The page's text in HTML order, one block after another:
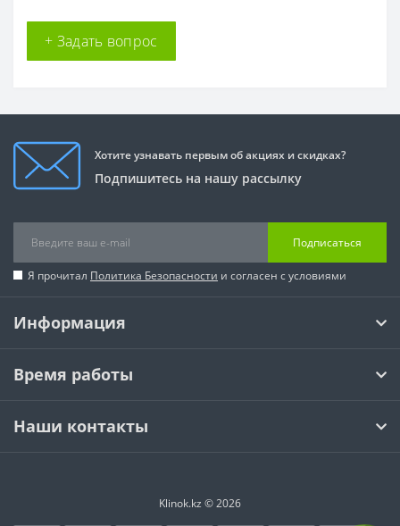
+ Задать вопрос
Хотите узнавать первым об акциях и скидках?
Подпишитесь на нашу рассылку
Подписаться
Я прочитал Политика Безопасности и согласен с условиями
Информация
Время работы
Наши контакты
Klinok.kz © 2026